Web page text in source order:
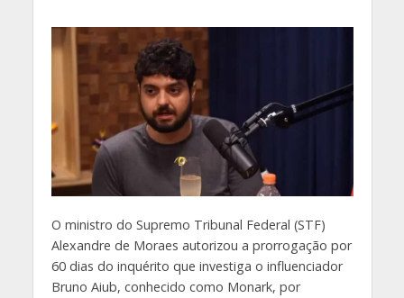
O ministro do Supremo Tribunal Federal (STF)
Alexandre de Moraes autorizou a prorrogação por
60 dias do inquérito que investiga o influenciador
Bruno Aiub, conhecido como Monark, por